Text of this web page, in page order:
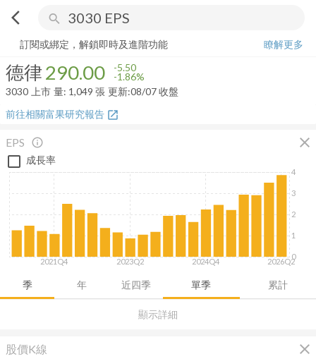
arrow_back_ios search
德律 290.00 -1.86%
訂閱或綁定，解鎖即時及進階功能
瞭解更多
德律290.00 -5.50
-1.86%
3030 上市 量: 1,049 張 更新:08/07 收盤
前往相關富果研究報告 open_in_new
EPS close
顯示詳細
info_outline
季 年 近四季 單季 累計
成長率
2021Q4 2023Q2 2024Q4 2026Q2
0
1
2
3
4
股價K線 close